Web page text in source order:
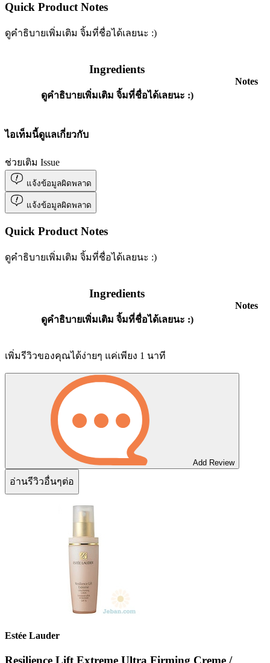
Quick Product Notes
ดูคำธิบายเพิ่มเติม จิ้มที่ชื่อได้เลยนะ :)
Ingredients
ดูคำธิบายเพิ่มเติม จิ้มที่ชื่อได้เลยนะ :)
Notes
ไอเท็มนี้ดูแลเกี่ยวกับ
ช่วยเติม Issue
แจ้งข้อมูลผิดพลาด
แจ้งข้อมูลผิดพลาด
Quick Product Notes
ดูคำธิบายเพิ่มเติม จิ้มที่ชื่อได้เลยนะ :)
Ingredients
ดูคำธิบายเพิ่มเติม จิ้มที่ชื่อได้เลยนะ :)
Notes
เพิ่มรีวิวของคุณได้ง่ายๆ แค่เพียง 1 นาที
Add Review
อ่านรีวิวอื่นๆต่อ
Estée Lauder
Resilience Lift Extreme Ultra Firming Creme /